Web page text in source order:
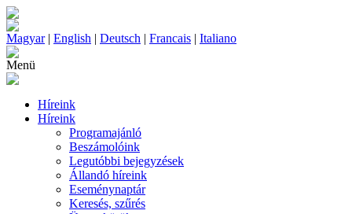
Magyar| English | Deutsch | Francais | Italiano
Menü
Híreink
Híreink
Programajánló
Beszámolóink
Legutóbbi bejegyzések
Állandó híreink
Eseménynaptár
Keresés, szűrés